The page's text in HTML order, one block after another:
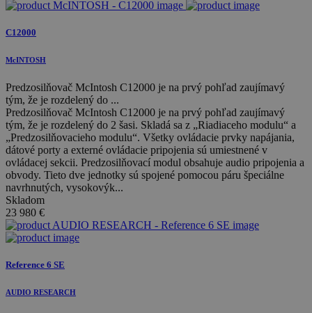
C12000
McINTOSH
Predzosilňovač McIntosh C12000 je na prvý pohľad zaujímavý
tým, že je rozdelený do ...
Predzosilňovač McIntosh C12000 je na prvý pohľad zaujímavý
tým, že je rozdelený do 2 šasi. Skladá sa z „Riadiaceho modulu“ a
„Predzosilňovacieho modulu“. Všetky ovládacie prvky napájania,
dátové porty a externé ovládacie pripojenia sú umiestnené v
ovládacej sekcii. Predzosilňovací modul obsahuje audio pripojenia a
obvody. Tieto dve jednotky sú spojené pomocou páru špeciálne
navrhnutých, vysokovýk...
Skladom
23 980 €
Reference 6 SE
AUDIO RESEARCH